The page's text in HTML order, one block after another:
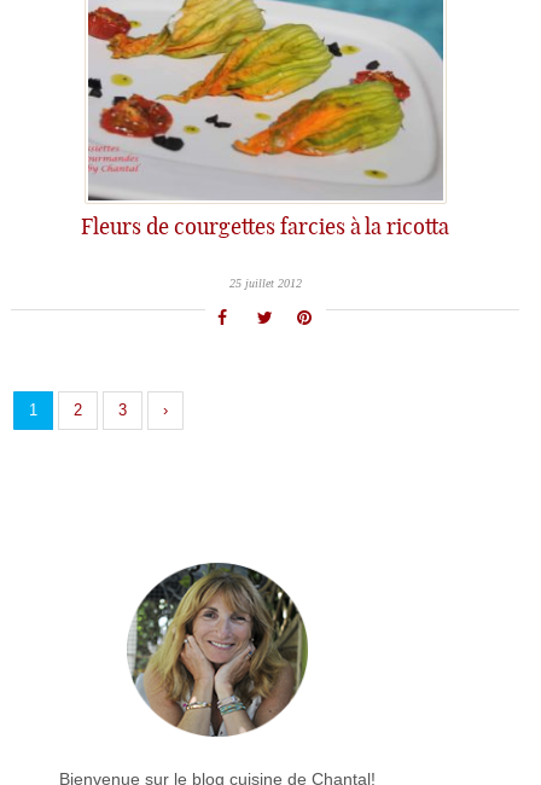
Fleurs de courgettes farcies à la ricotta
25 juillet 2012
1 2 3 ›
Bienvenue sur le blog cuisine de Chantal!